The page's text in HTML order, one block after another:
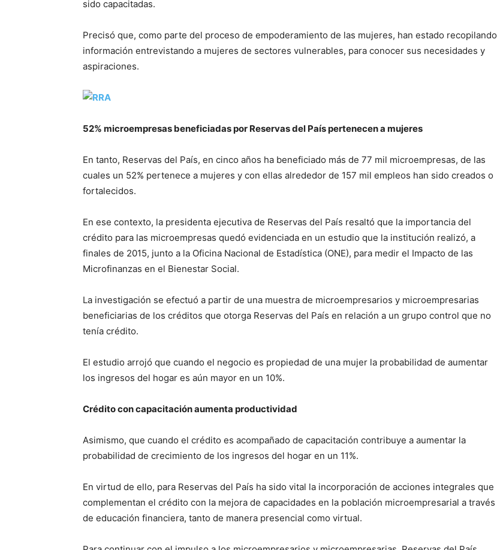
sido capacitadas.
Precisó que, como parte del proceso de empoderamiento de las mujeres, han estado recopilando
información entrevistando a mujeres de sectores vulnerables, para conocer sus necesidades y
aspiraciones.
52% microempresas beneficiadas por Reservas del País pertenecen a mujeres
En tanto, Reservas del País, en cinco años ha beneficiado más de 77 mil microempresas, de las
cuales un 52% pertenece a mujeres y con ellas alrededor de 157 mil empleos han sido creados o
fortalecidos.
En ese contexto, la presidenta ejecutiva de Reservas del País resaltó que la importancia del
crédito para las microempresas quedó evidenciada en un estudio que la institución realizó, a
finales de 2015, junto a la Oficina Nacional de Estadística (ONE), para medir el Impacto de las
Microfinanzas en el Bienestar Social.
La investigación se efectuó a partir de una muestra de microempresarios y microempresarias
beneficiarias de los créditos que otorga Reservas del País en relación a un grupo control que no
tenía crédito.
El estudio arrojó que cuando el negocio es propiedad de una mujer la probabilidad de aumentar
los ingresos del hogar es aún mayor en un 10%.
Crédito con capacitación aumenta productividad
Asimismo, que cuando el crédito es acompañado de capacitación contribuye a aumentar la
probabilidad de crecimiento de los ingresos del hogar en un 11%.
En virtud de ello, para Reservas del País ha sido vital la incorporación de acciones integrales que
complementan el crédito con la mejora de capacidades en la población microempresarial a través
de educación financiera, tanto de manera presencial como virtual.